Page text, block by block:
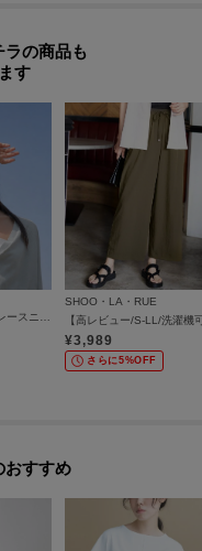
ラの商品も
す
SHOO・LA・RUE
¥3,989
さらに5%OFF
おすすめ